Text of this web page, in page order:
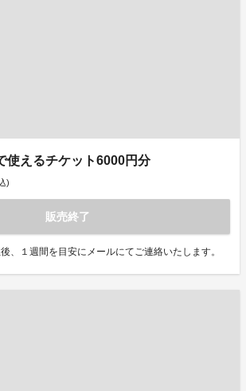
使えるチケット6000円分
)
販売終了
、１週間を目安にメールにてご連絡いたします。